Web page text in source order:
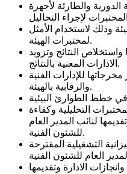
والطارئة لأجهزة
وذلك لاستخدام الأمثل
لمختبرات الهيئة.
واستخلاص النتائج وتزويد
الادارات المعنية بالنتائج.
مخرجاتها للإدارات الفنية
والرقابية بالهيئة.
التحليلية وكفاءة
لنائب المدير العام
للشئون الفنية.
التشغيلية المقترحة
الادارة وتقديمها